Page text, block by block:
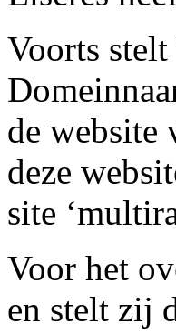
Voorts
de website
deze
site
Voor het
en stelt zij